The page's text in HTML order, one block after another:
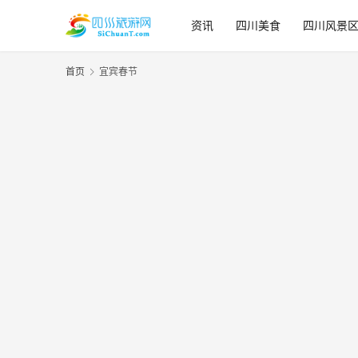
资讯 四川美食 四川风景区
首页 宜宾春节